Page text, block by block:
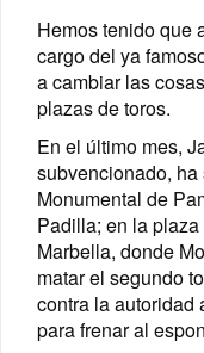
Hemos tenido que
cargo del ya
a cambiar las
plazas de toros.
En el último mes,
subvencionado,
Monumental de
Padilla; en la
Marbella, donde
matar el segundo
contra la autoridad
para frenar al